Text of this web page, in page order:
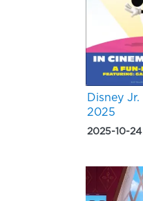
Disney
2025
2025-10-24